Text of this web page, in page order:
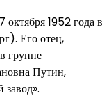
1952 года в
Его отец,
группе
Путин,